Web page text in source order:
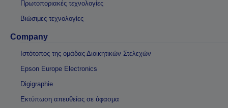
Πρωτοποριακές τεχνολογίες
Βιώσιμες τεχνολογίες
Company
Ιστότοπος της ομάδας Διοικητικών Στελεχών
Epson Europe Electronics
Digigraphie
Εκτύπωση απευθείας σε ύφασμα